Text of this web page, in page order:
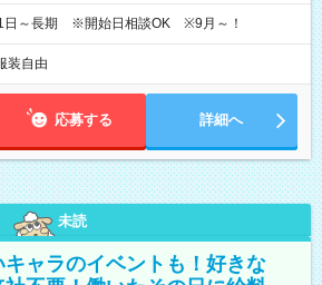
日～長期 ※開始日相談OK ※9月～！
装自由
応募する 詳細へ
未読
ャラのイベントも！好きな